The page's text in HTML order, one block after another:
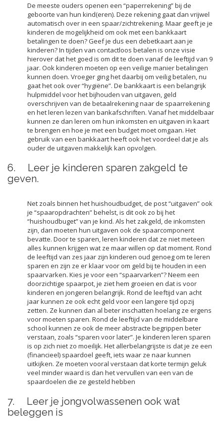
De meeste ouders openen een “paperrekening” bij de
geboorte van hun kind(eren). Deze rekening gaat dan vrijwel
automatisch over in een spaar/zichtrekening. Maar geeft je je
kinderen de mogelijkheid om ook met een bankkaart
betalingen te doen? Geef je dus een debetkaart aan je
kinderen? In tijden van contactloos betalen is onze visie
hierover dat het goed is om dit te doen vanaf de leeftijd van 9
jaar. Ook kinderen moeten op een veilige manier betalingen
kunnen doen. Vroeger ging het daarbij om veilig betalen, nu
gaat het ook over “hygiëne”. De bankkaart is een belangrijk
hulpmiddel voor het bijhouden van uitgaven, geld
overschrijven van de betaalrekening naar de spaarrekening
en het leren lezen van bankafschriften. Vanaf het middelbaar
kunnen ze dan leren om hun inkomsten en uitgaven in kaart
te brengen en hoe je met een budget moet omgaan. Het
gebruik van een bankkaart heeft ook het voordeel dat je als
ouder de uitgaven makkelijk kan opvolgen.
6. Leer je kinderen sparen zakgeld te
geven.
Net zoals binnen het huishoudbudget, de post “uitgaven” ook
je “spaaropdrachten” behelst, is dit ook zo bij het
“huishoudbuget” van je kind. Als het zakgeld, de inkomsten
zijn, dan moeten hun uitgaven ook de spaarcomponent
bevatte. Door te sparen, leren kinderen dat ze niet meteen
alles kunnen krijgen wat ze maar willen op dat moment. Rond
de leeftijd van zes jaar zijn kinderen oud genoeg om te leren
sparen en zijn ze er klaar voor om geld bij te houden in een
spaarvarken. Kies je voor een “spaarvarken”? Neem een
doorzichtige spaarpot, je ziet hem groeien en dat is voor
kinderen en jongeren belangrijk. Rond de leeftijd van acht
jaar kunnen ze ook echt geld voor een langere tijd opzij
zetten. Ze kunnen dan al beter inschatten hoelang ze ergens
voor moeten sparen. Rond de leeftijd van de middelbare
school kunnen ze ook de meer abstracte begrippen beter
verstaan, zoals “sparen voor later”. Je kinderen leren sparen
is op zich niet zo moeilijk. Het allerbelangrijste is dat je ze een
(financieel) spaardoel geeft, iets waar ze naar kunnen
uitkijken. Ze moeten vooral verstaan dat korte termijn geluk
veel minder waard is dan het vervullen van een van de
spaardoelen die ze gesteld hebben
7. Leer je jongvolwassenen ook wat
beleggen is